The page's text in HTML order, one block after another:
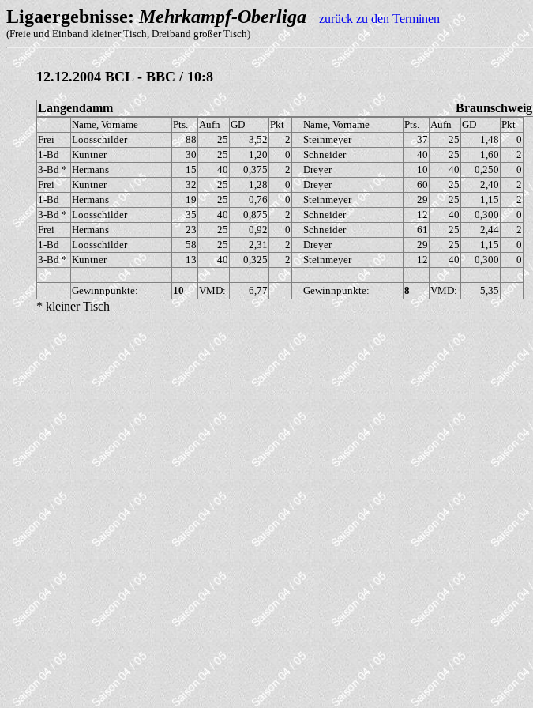
Ligaergebnisse:Mehrkampf-Oberliga zurück zu den Terminen
(Freie und Einband kleiner Tisch, Dreiband großer Tisch)
12.12.2004 BCL - BBC / 10:8
Langendamm Braunschweig
Name, Vorname Pts. Aufn GD Pkt Name, Vorname Pts. Aufn GD
Pkt
Frei
Loosschilder 88 25 3,52 2 Steinmeyer 37 25 1,48
0
1-Bd
Kuntner 30 25 1,20 0 Schneider 40 25 1,60
2
3-Bd * Hermans 15 40 0,375 2 Dreyer 10 40 0,250
0
Frei
Kuntner 32 25 1,28 0 Dreyer 60 25 2,40
2
1-Bd
Hermans 19 25 0,76 0 Steinmeyer 29 25 1,15
2
3-Bd * Loosschilder 35 40 0,875 2 Schneider 12 40 0,300
0
Frei
Hermans 23 25 0,92 0 Schneider 61 25 2,44
2
1-Bd
Loosschilder 58 25 2,31 2 Dreyer 29 25 1,15
0
3-Bd * Kuntner 13 40 0,325 2 Steinmeyer 12 40 0,300 0
Gewinnpunkte: 10 VMD: 6,77 Gewinnpunkte: 8 VMD: 5,35
* kleiner Tisch